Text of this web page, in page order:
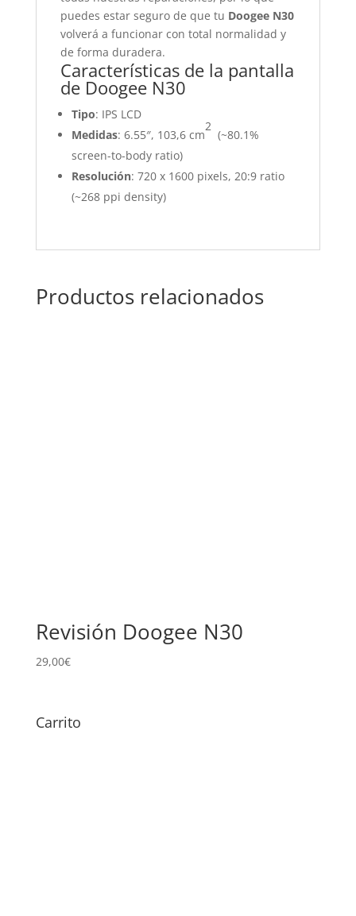
puedes estar seguro de que tu Doogee N30
volverá a funcionar con total normalidad y
de forma duradera.
Características de la pantalla
de Doogee N30
Tipo: IPS LCD
Medidas: 6.55″, 103,6 cm
2
(~80.1%
screen-to-body ratio)
Resolución: 720 x 1600 pixels, 20:9 ratio
(~268 ppi density)
Productos relacionados
Revisión Doogee N30
29,00€
Carrito